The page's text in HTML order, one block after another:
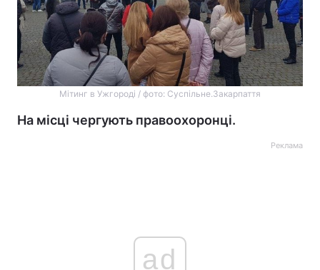
Мітинг в Ужгороді / фото: Суспільне.Закарпаття
На місці чергують правоохоронці.
Реклама
ad